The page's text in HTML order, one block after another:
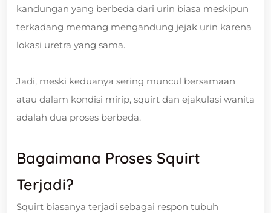
kandungan yang berbeda dari urin biasa meskipun
terkadang memang mengandung jejak urin karena
lokasi uretra yang sama.
Jadi, meski keduanya sering muncul bersamaan
atau dalam kondisi mirip, squirt dan ejakulasi wanita
adalah dua proses berbeda.
Bagaimana Proses Squirt
Terjadi?
Squirt biasanya terjadi sebagai respon tubuh